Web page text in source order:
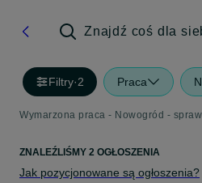
Znajdź coś dla
Filtry·2 Praca
Wymarzona praca - Nowogród -
ZNALEŹLIŚMY 2 OGŁOSZENIA
Jak pozycjonowane są ogłoszenia?